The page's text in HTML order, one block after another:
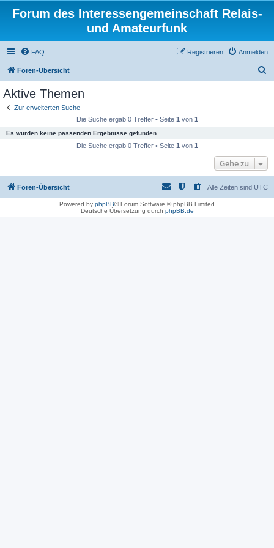
Forum des Interessengemeinschaft Relais-
und Amateurfunk
FAQ Anmelden
Registrieren
Foren-Übersicht
Aktive Themen
Zur erweiterten Suche
Die Suche ergab 0 Treffer • Seite 1 von 1
Es wurden keine passenden Ergebnisse gefunden.
Die Suche ergab 0 Treffer • Seite 1 von 1
Gehe zu
Foren-Übersicht Alle Zeiten sind UTC
Powered by phpBB® Forum Software © phpBB Limited
Deutsche Übersetzung durch phpBB.de